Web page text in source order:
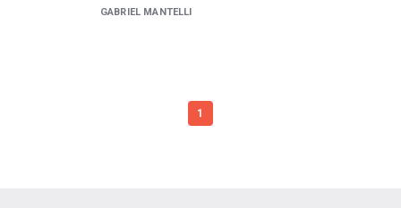
GABRIEL MANTELLI
1